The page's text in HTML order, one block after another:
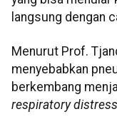
langsung dengan
Menurut Prof.
menyebabkan
berkembang
respiratory distress